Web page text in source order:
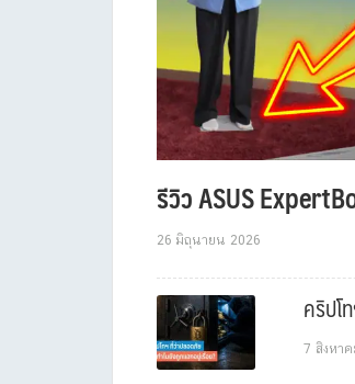
รีวิว ASUS
26 มิถุนายน 2026
คริปโ
7 สิงหา